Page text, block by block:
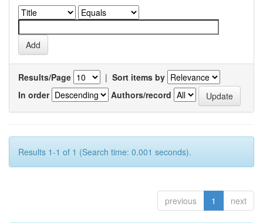
Results/Page | Sort items by
In order
Authors/record
Results 1-1 of 1 (Search time: 0.001 seconds).
previous 1 next